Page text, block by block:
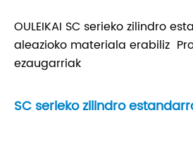
OULEIKAI SC serieko zilindro
aleazioko materiala erabiliz
ezaugarriak
SC serieko zilindro